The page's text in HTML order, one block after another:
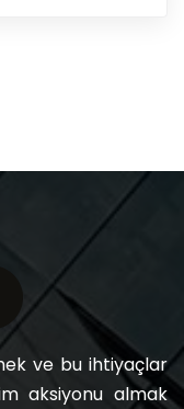
ve bu ihtiyaçlar
aksiyonu almak